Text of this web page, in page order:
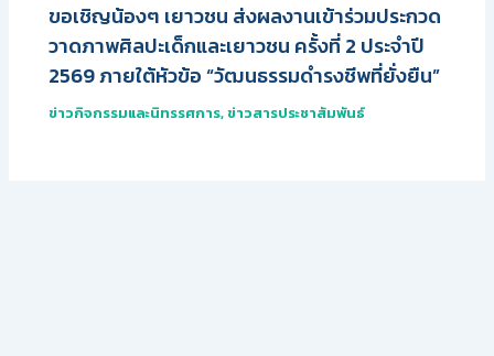
ขอเชิญน้องๆ เยาวชน ส่งผลงานเข้าร่วมประกวด
วาดภาพศิลปะเด็กและเยาวชน ครั้งที่ 2 ประจำปี
2569 ภายใต้หัวข้อ “วัฒนธรรมดำรงชีพที่ยั่งยืน”
ข่าวกิจกรรมและนิทรรศการ, ข่าวสารประชาสัมพันธ์